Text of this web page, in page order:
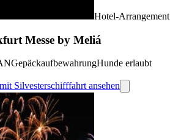
Hotel-Arrangement
Messe by Meliá
GepäckaufbewahrungHunde erlaubt
Silvesterschifffahrt ansehen